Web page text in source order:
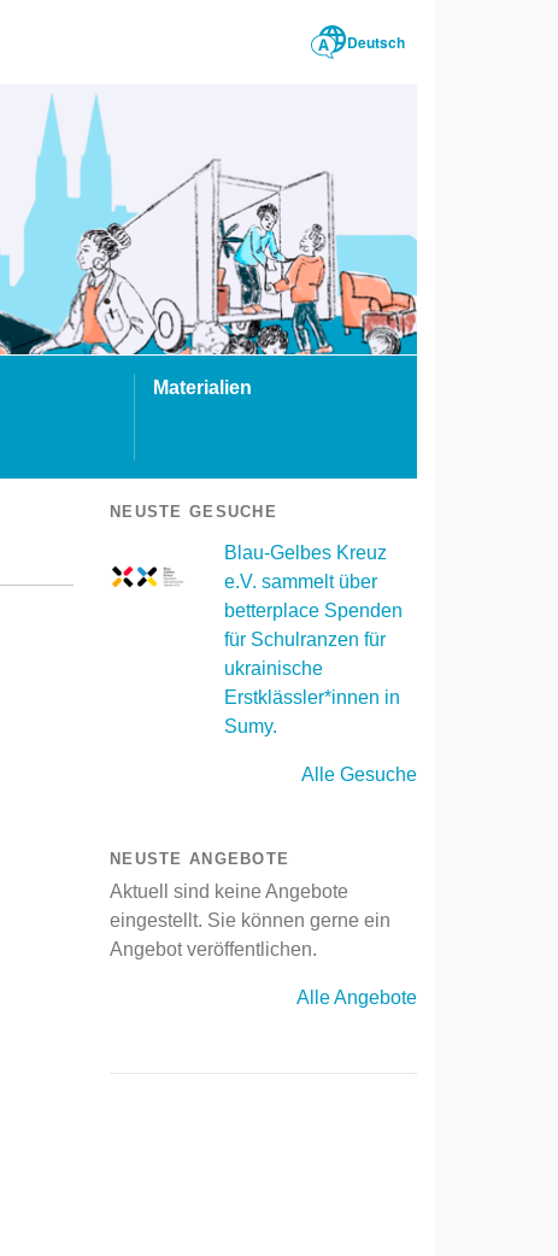
Deutsch
Materialien
NEUSTE GESUCHE
Blau-Gelbes Kreuz
e.V. sammelt über
betterplace Spenden
für Schulranzen für
ukrainische
Erstklässler*innen in
Sumy.
Alle Gesuche
NEUSTE ANGEBOTE
Aktuell sind keine Angebote
eingestellt. Sie können gerne ein
Angebot veröffentlichen.
Alle Angebote